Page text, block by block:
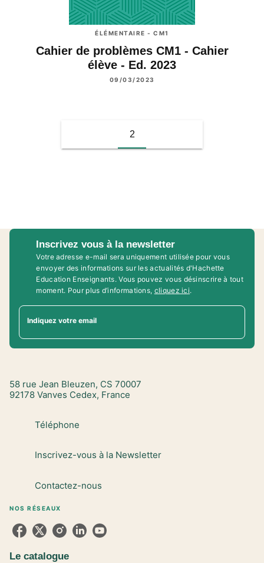
ÉLÉMENTAIRE - CM1
Cahier de problèmes CM1 - Cahier
élève - Ed. 2023
09/03/2023
2
Inscrivez vous à la newsletter
Votre adresse e-mail sera uniquement utilisée pour vous
envoyer des informations sur les actualités d'Hachette
Education Enseignants. Vous pouvez vous désinscrire à tout
moment. Pour plus d’informations, cliquez ici.
Indiquez votre email
58 rue Jean Bleuzen, CS 70007
92178 Vanves Cedex, France
Téléphone
Inscrivez-vous à la Newsletter
Contactez-nous
NOS RÉSEAUX
Le catalogue